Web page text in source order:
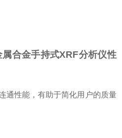
合金手持式XRF分析仪性
通性能，有助于简化用户的质量